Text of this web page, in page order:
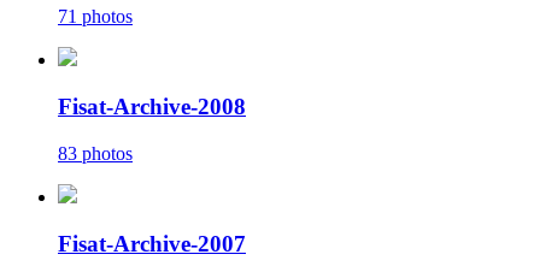
71 photos
Fisat-Archive-2008
83 photos
Fisat-Archive-2007